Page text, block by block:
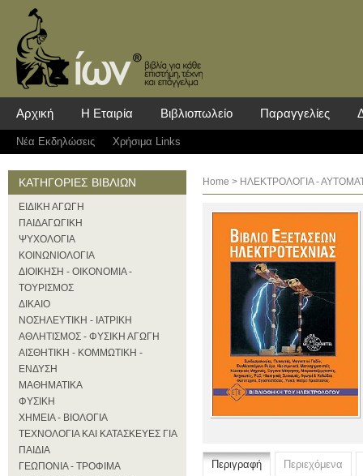
Αρχική Η Εταιρία Βιβλιοπωλείο Παραγγελίες
Νέα Eκδηλώσεις Χρήσιμα Links
ΚΑΤΗΓΟΡΙΕΣ ΒΙΒΛΙΩΝ
ΕΙΔΙΚΗ ΑΓΩΓΗ
ΠΑΙΔΑΓΩΓΙΚΗ
ΨΥΧΟΛΟΓΙΑ
ΚΟΙΝΩΝΙΟΛΟΓΙΑ
ΔΙΟΙΚΗΣΗ - ΟΙΚΟΝΟΜΙΑ -
ΤΟΥΡΙΣΜΟΣ
ΔΙΚΑΙΟ
ΝΟΣΗΛΕΥΤΙΚΗ - ΙΑΤΡΙΚΗ
ΑΘΛΗΤΙΣΜΟΣ - ΦΥΣΙΚΗ ΑΓΩΓΗ
ΑΙΣΘΗΤΙΚΗ - ΚΟΜΜΩΤΙΚΗ -
ΕΝΔΥΣΗ
ΜΑΘΗΜΑΤΙΚΑ
ΦΥΣΙΚΗ
ΧΗΜΕΙΑ - ΒΙΟΛΟΓΙΑ
ΤΕΧΝΟΛΟΓΙΑ ΚΑΙ ΚΑΤΑΣΚΕΥΕΣ ΓΙΑ
ΠΑΙΔΙΑ
ΓΕΩΠΟΝΙΑ - ΤΡΟΦΙΜΑ
Home > ΗΛΕΚΤΡΟΛΟΓΙΑ -
Περιγραφή Περιεχόμενα